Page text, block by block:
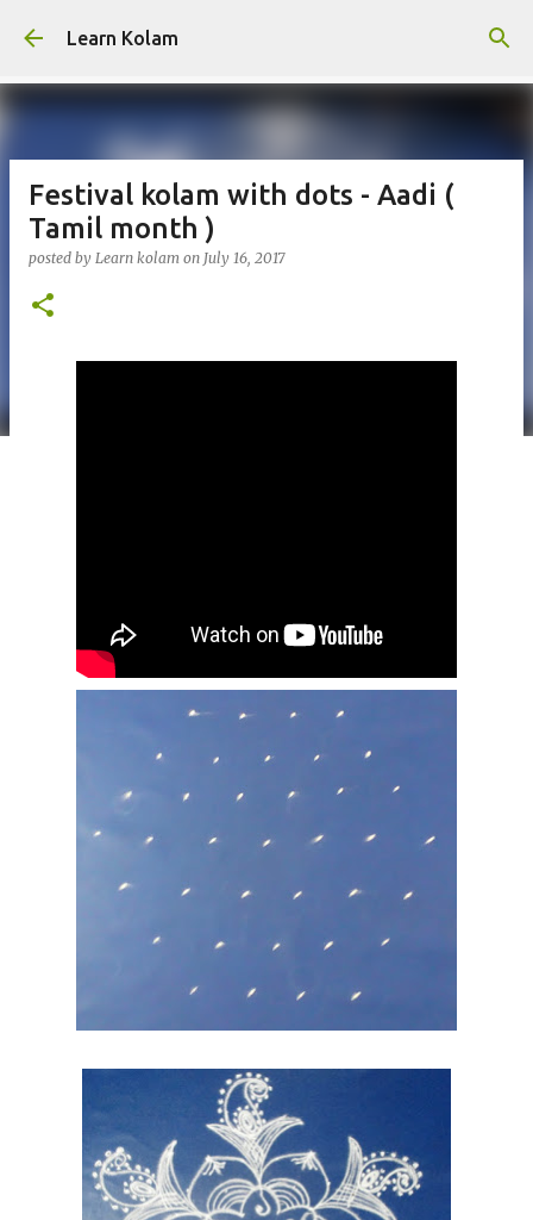
Learn Kolam
Festival kolam with dots - Aadi (
Tamil month )
posted by Learn kolam on July 16, 2017